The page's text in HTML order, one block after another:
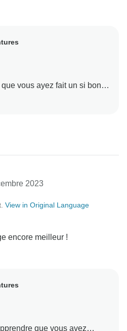
vous ayez fait un si bon
2023
View in Original Language
encore meilleur !
que vous avez